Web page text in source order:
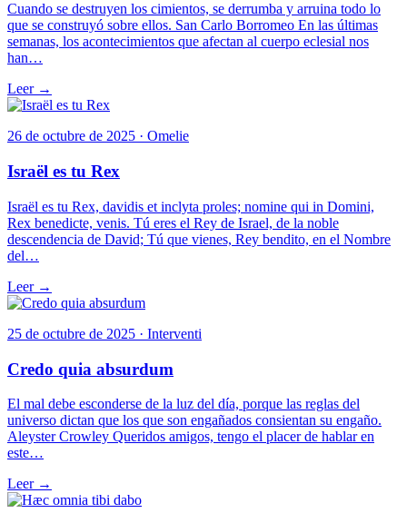
Cuando se destruyen los cimientos, se derrumba y arruina todo lo
que se construyó sobre ellos. San Carlo Borromeo En las últimas
semanas, los acontecimientos que afectan al cuerpo eclesial nos
han…
Leer →
26 de octubre de 2025 · Omelie
Israël es tu Rex
Israël es tu Rex, davidis et inclyta proles; nomine qui in Domini,
Rex benedicte, venis. Tú eres el Rey de Israel, de la noble
descendencia de David; Tú que vienes, Rey bendito, en el Nombre
del…
Leer →
25 de octubre de 2025 · Interventi
Credo quia absurdum
El mal debe esconderse de la luz del día, porque las reglas del
universo dictan que los que son engañados consientan su engaño.
Aleyster Crowley Queridos amigos, tengo el placer de hablar en
este…
Leer →